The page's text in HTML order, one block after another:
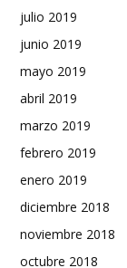
julio 2019
junio 2019
mayo 2019
abril 2019
marzo 2019
febrero 2019
enero 2019
diciembre 2018
noviembre 2018
octubre 2018